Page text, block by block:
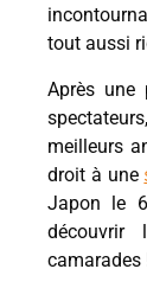
tout aussi
Après une
meilleurs
droit à une
Japon le
camarades